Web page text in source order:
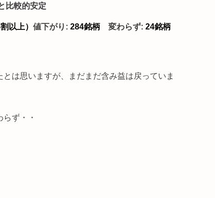
比較的安定
以上）値下がり: 284銘柄変わらず: 24銘柄
は思いますが、まだまだ含み益は戻っていま
ず・・